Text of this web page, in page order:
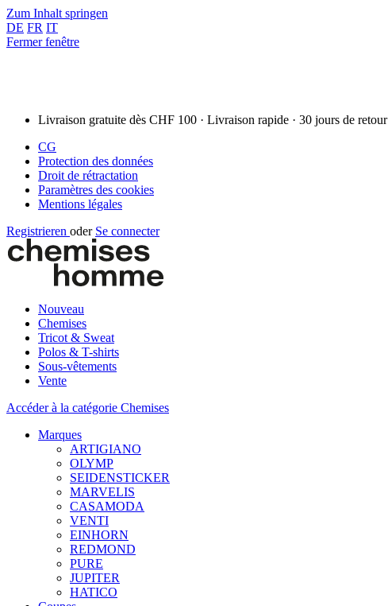
Zum Inhalt springen
DE FR IT
Fermer fenêtre
Livraison gratuite dès CHF 100 · Livraison rapide · 30 jours de retour
CG
Protection des données
Droit de rétractation
Paramètres des cookies
Mentions légales
Registrieren oder Se connecter
Nouveau
Chemises
Tricot & Sweat
Polos & T-shirts
Sous-vêtements
Vente
Accéder à la catégorie Chemises
Marques
ARTIGIANO
OLYMP
SEIDENSTICKER
MARVELIS
CASAMODA
VENTI
EINHORN
REDMOND
PURE
JUPITER
HATICO